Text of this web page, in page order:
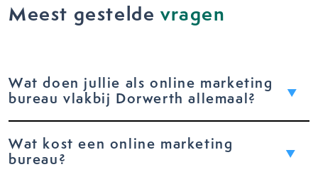
Meest gesteldevragen
Wat doen jullie als online marketing
bureau vlakbij Dorwerth allemaal?
Wat kost een online marketing
bureau?